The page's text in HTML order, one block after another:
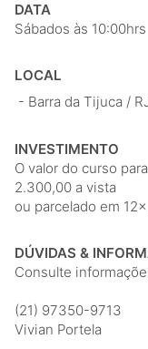
DATA
Sábados às 10:00hrs
LOCAL
- Barra da Tijuca /
INVESTIMENTO
O valor do curso
2.300,00 a vista
ou parcelado em
DÚVIDAS &
Consulte
(21) 97350-9713
Vivian Portela